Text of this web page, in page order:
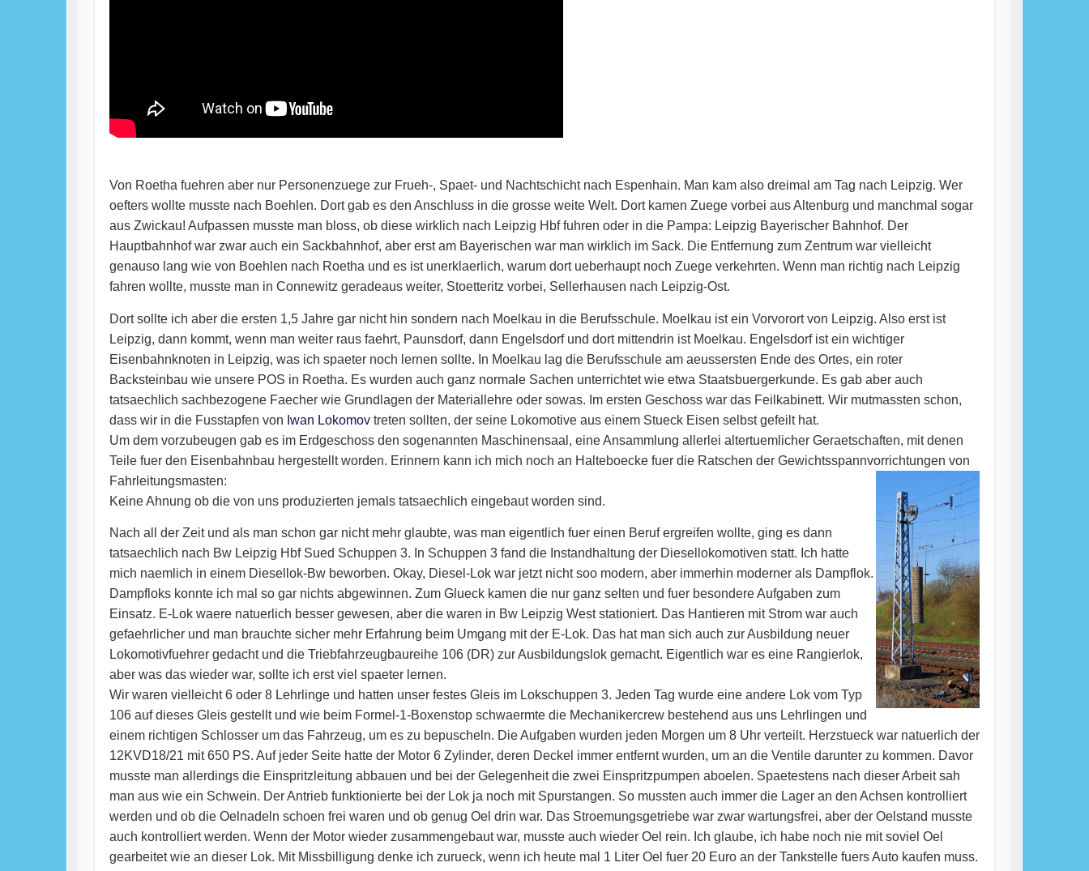
Von Roetha fuehren aber nur Personenzuege zur Frueh-, Spaet- und Nachtschicht nach Espenhain. Man kam also dreimal am Tag nach Leipzig. Wer
oefters wollte musste nach Boehlen. Dort gab es den Anschluss in die grosse weite Welt. Dort kamen Zuege vorbei aus Altenburg und manchmal sogar
aus Zwickau! Aufpassen musste man bloss, ob diese wirklich nach Leipzig Hbf fuhren oder in die Pampa: Leipzig Bayerischer Bahnhof. Der
Hauptbahnhof war zwar auch ein Sackbahnhof, aber erst am Bayerischen war man wirklich im Sack. Die Entfernung zum Zentrum war vielleicht
genauso lang wie von Boehlen nach Roetha und es ist unerklaerlich, warum dort ueberhaupt noch Zuege verkehrten. Wenn man richtig nach Leipzig
fahren wollte, musste man in Connewitz geradeaus weiter, Stoetteritz vorbei, Sellerhausen nach Leipzig-Ost.
Dort sollte ich aber die ersten 1,5 Jahre gar nicht hin sondern nach Moelkau in die Berufsschule. Moelkau ist ein Vorvorort von Leipzig. Also erst ist
Leipzig, dann kommt, wenn man weiter raus faehrt, Paunsdorf, dann Engelsdorf und dort mittendrin ist Moelkau. Engelsdorf ist ein wichtiger
Eisenbahnknoten in Leipzig, was ich spaeter noch lernen sollte. In Moelkau lag die Berufsschule am aeussersten Ende des Ortes, ein roter
Backsteinbau wie unsere POS in Roetha. Es wurden auch ganz normale Sachen unterrichtet wie etwa Staatsbuergerkunde. Es gab aber auch
tatsaechlich sachbezogene Faecher wie Grundlagen der Materiallehre oder sowas. Im ersten Geschoss war das Feilkabinett. Wir mutmassten schon,
dass wir in die Fusstapfen von Iwan Lokomov treten sollten, der seine Lokomotive aus einem Stueck Eisen selbst gefeilt hat.
Um dem vorzubeugen gab es im Erdgeschoss den sogenannten Maschinensaal, eine Ansammlung allerlei altertuemlicher Geraetschaften, mit denen
Teile fuer den Eisenbahnbau hergestellt worden. Erinnern kann ich mich noch an Halteboecke fuer die Ratschen der Gewichtsspannvorrichtungen von
Fahrleitungsmasten:
Keine Ahnung ob die von uns produzierten jemals tatsaechlich eingebaut worden sind.
Nach all der Zeit und als man schon gar nicht mehr glaubte, was man eigentlich fuer einen Beruf ergreifen wollte, ging es dann
tatsaechlich nach Bw Leipzig Hbf Sued Schuppen 3. In Schuppen 3 fand die Instandhaltung der Diesellokomotiven statt. Ich hatte
mich naemlich in einem Diesellok-Bw beworben. Okay, Diesel-Lok war jetzt nicht soo modern, aber immerhin moderner als Dampflok.
Dampfloks konnte ich mal so gar nichts abgewinnen. Zum Glueck kamen die nur ganz selten und fuer besondere Aufgaben zum
Einsatz. E-Lok waere natuerlich besser gewesen, aber die waren in Bw Leipzig West stationiert. Das Hantieren mit Strom war auch
gefaehrlicher und man brauchte sicher mehr Erfahrung beim Umgang mit der E-Lok. Das hat man sich auch zur Ausbildung neuer
Lokomotivfuehrer gedacht und die Triebfahrzeugbaureihe 106 (DR) zur Ausbildungslok gemacht. Eigentlich war es eine Rangierlok,
aber was das wieder war, sollte ich erst viel spaeter lernen.
Wir waren vielleicht 6 oder 8 Lehrlinge und hatten unser festes Gleis im Lokschuppen 3. Jeden Tag wurde eine andere Lok vom Typ
106 auf dieses Gleis gestellt und wie beim Formel-1-Boxenstop schwaermte die Mechanikercrew bestehend aus uns Lehrlingen und
einem richtigen Schlosser um das Fahrzeug, um es zu bepuscheln. Die Aufgaben wurden jeden Morgen um 8 Uhr verteilt. Herzstueck war natuerlich der
12KVD18/21 mit 650 PS. Auf jeder Seite hatte der Motor 6 Zylinder, deren Deckel immer entfernt wurden, um an die Ventile darunter zu kommen. Davor
musste man allerdings die Einspritzleitung abbauen und bei der Gelegenheit die zwei Einspritzpumpen aboelen. Spaetestens nach dieser Arbeit sah
man aus wie ein Schwein. Der Antrieb funktionierte bei der Lok ja noch mit Spurstangen. So mussten auch immer die Lager an den Achsen kontrolliert
werden und ob die Oelnadeln schoen frei waren und ob genug Oel drin war. Das Stroemungsgetriebe war zwar wartungsfrei, aber der Oelstand musste
auch kontrolliert werden. Wenn der Motor wieder zusammengebaut war, musste auch wieder Oel rein. Ich glaube, ich habe noch nie mit soviel Oel
gearbeitet wie an dieser Lok. Mit Missbilligung denke ich zurueck, wenn ich heute mal 1 Liter Oel fuer 20 Euro an der Tankstelle fuers Auto kaufen muss.